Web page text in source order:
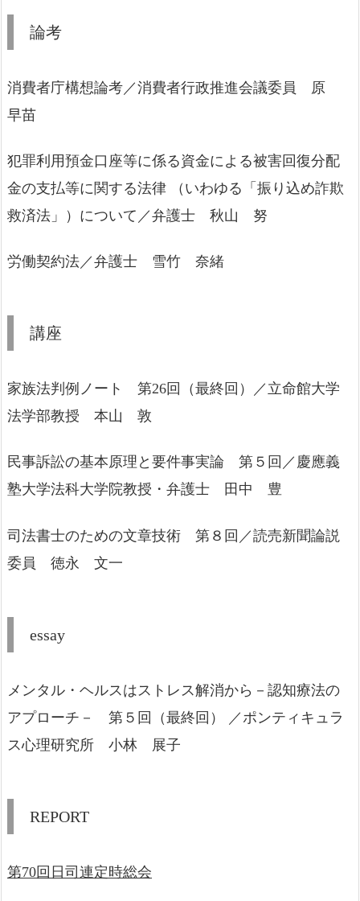
論考
消費者庁構想論考／消費者行政推進会議委員 原
早苗
犯罪利用預金口座等に係る資金による被害回復分配
金の支払等に関する法律 （いわゆる「振り込め詐欺
救済法」）について／弁護士 秋山 努
労働契約法／弁護士 雪竹 奈緒
講座
家族法判例ノート 第26回（最終回）／立命館大学
法学部教授 本山 敦
民事訴訟の基本原理と要件事実論 第５回／慶應義
塾大学法科大学院教授・弁護士 田中 豊
司法書士のための文章技術 第８回／読売新聞論説
委員 徳永 文一
essay
メンタル・ヘルスはストレス解消から－認知療法の
アプローチ－ 第５回（最終回） ／ポンティキュラ
ス心理研究所 小林 展子
REPORT
第70回日司連定時総会